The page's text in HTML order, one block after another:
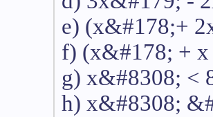
e) (x&#178;+
f) (x&#178; +
g) x&#8308; <
h) x&#8308;